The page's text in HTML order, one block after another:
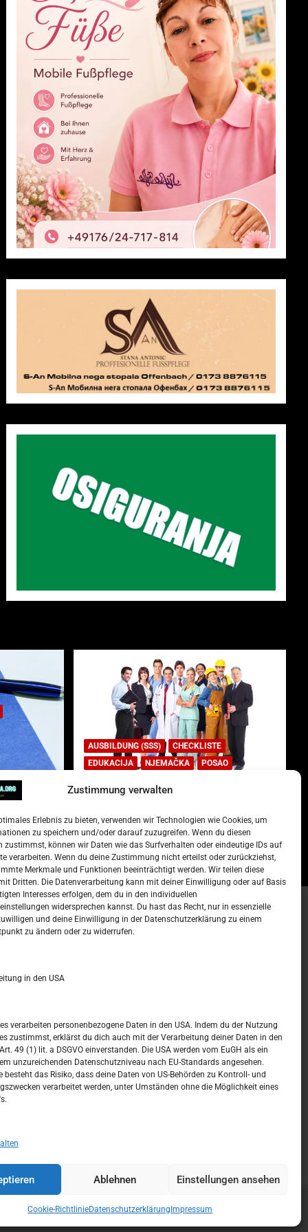
Zustimmung verwalten
Erlebnis zu bieten, verwenden wir Technologien wie Cookies, um
zu speichern und/oder darauf zuzugreifen. Wenn du diesen
zustimmst, können wir Daten wie das Surfverhalten oder eindeutige IDs auf
verarbeiten. Wenn du deine Zustimmung nicht erteilst oder zurückziehst,
Merkmale und Funktionen beeinträchtigt werden. Wir teilen diese
Dritten. Die Datenverarbeitung kann mit deiner Einwilligung oder auf Basis
Interesses erfolgen, dem du in den individuellen
widersprechen kannst. Du hast das Recht, nur in essenzielle
und deine Einwilligung in der Datenschutzerklärung zu einem
zu ändern oder zu widerrufen.
in den USA
verarbeiten personenbezogene Daten in den USA. Indem du der Nutzung
zustimmst, erklärst du dich auch mit der Verarbeitung deiner Daten in den
49 (1) lit. a DSGVO einverstanden. Die USA werden vom EuGH als ein
unzureichenden Datenschutzniveau nach EU-Standards angesehen.
besteht das Risiko, dass deine Daten von US-Behörden zu Kontroll- und
verarbeitet werden, unter Umständen ohne die Möglichkeit eines
Ablehnen Einstellungen ansehen
Cookie-RichtlinieDatenschutzerklärung Impressum
AUSBILDUNG (SSS)
CHECKLISTE
EDUKACIJA
NJEMAČKA POSAO
Lista najtraženijih deficitarnih
15. Oktober 2022 Redakcija
–
Kalendar
6 7 8 9 10 11 12
13 14 15 16 17 18
20 21 22 23 24 25 26